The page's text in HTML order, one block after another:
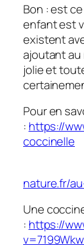
Bon : est
enfant est
existent
ajoutant
jolie et
Pour en
: https://
coccinelle
nature.fr/
Une
: https://